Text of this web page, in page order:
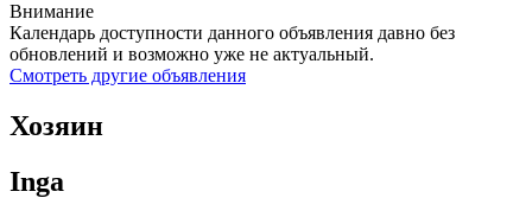
Внимание
Календарь доступности данного объявления давно без
обновлений и возможно уже не актуальный.
Смотреть другие объявления
Хозяин
Inga